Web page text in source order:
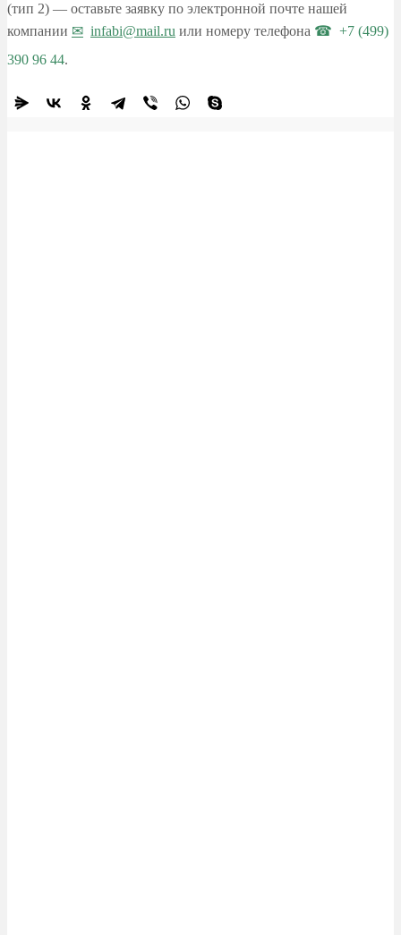
(тип 2) — оставьте заявку по электронной почте нашей
компании
infabi@mail.ru или номеру телефона
+7 (499)
390 96 44.